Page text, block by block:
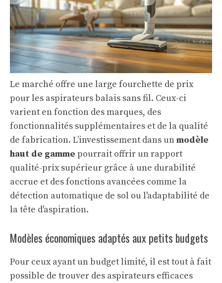
Le marché offre une large fourchette de prix
pour les aspirateurs balais sans fil. Ceux-ci
varient en fonction des marques, des
fonctionnalités supplémentaires et de la qualité
de fabrication. L’investissement dans unmodèle
haut de gamme pourrait offrir un rapport
qualité-prix supérieur grâce à une durabilité
accrue et des fonctions avancées comme la
détection automatique de sol ou l'adaptabilité de
la tête d'aspiration.
Modèles économiques adaptés aux petits budgets
Pour ceux ayant un budget limité, il est tout à fait
possible de trouver des aspirateurs efficaces